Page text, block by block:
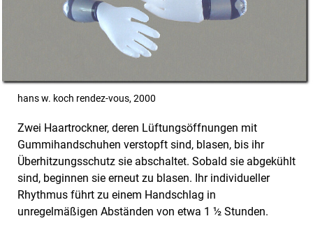
hans w. koch rendez-vous, 2000
Zwei Haartrockner, deren Lüftungsöffnungen mit
Gummihandschuhen verstopft sind, blasen, bis ihr
Überhitzungsschutz sie abschaltet. Sobald sie abgekühlt
sind, beginnen sie erneut zu blasen. Ihr individueller
Rhythmus führt zu einem Handschlag in
unregelmäßigen Abständen von etwa 1 ½ Stunden.